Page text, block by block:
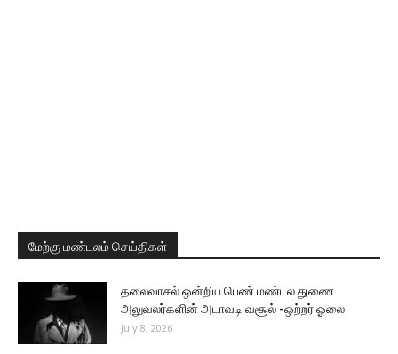
மேற்கு மண்டலம் செய்திகள்
தலைவாசல் ஒன்றிய பெண் மண்டல துணை
அலுவலர்களின் அடாவடி வசூல் -ஒற்றர் ஓலை
July 8, 2026